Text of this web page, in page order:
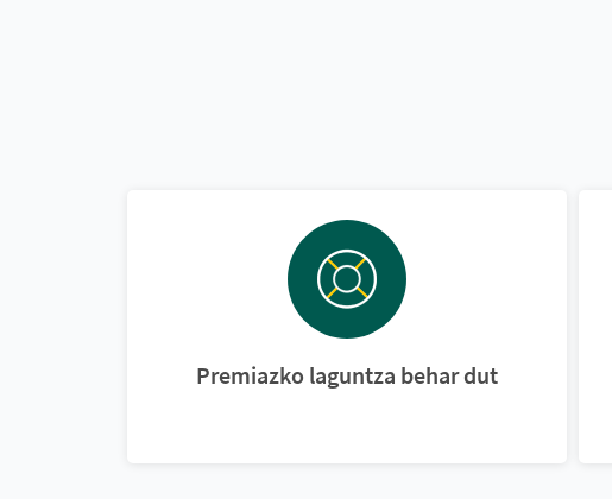
Premiazko laguntza behar dut